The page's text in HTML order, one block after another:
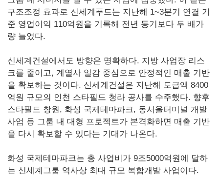
구조조정 효과로 신세계푸드는 지난해 1~3분기 연결 기
준 영업이익 110억원을 기록해 전년 동기보다 두 배가
량 늘었다.
신세계건설에서도 방향은 명확하다. 지방 사업장 리스
크를 줄이고, 계열사 일감 중심으로 안정적인 매출 기반
을 확보하는 것이다. 신세계건설은 지난해 도급액 8400
억원 규모의 인천 스타필드 청라 공사를 수주했다. 향후
스타필드 창원, 화성 국제테마파크, 동서울터미널 개발
사업 등 그룹 내 대형 프로젝트가 본격화하면 매출 기반
을 다시 확보할 수 있다는 기대가 나온다.
화성 국제테마파크는 총 사업비가 9조5000억원에 달하
는 신세계그룹 역사상 최대 규모 복합개발 사업이다.